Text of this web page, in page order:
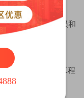
交给公司主管人员和
员协商后，提交工程